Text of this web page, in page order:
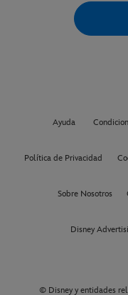
Ayuda
Política de Privacidad
Sobre Nosotros
Disney
© Disney y entidades